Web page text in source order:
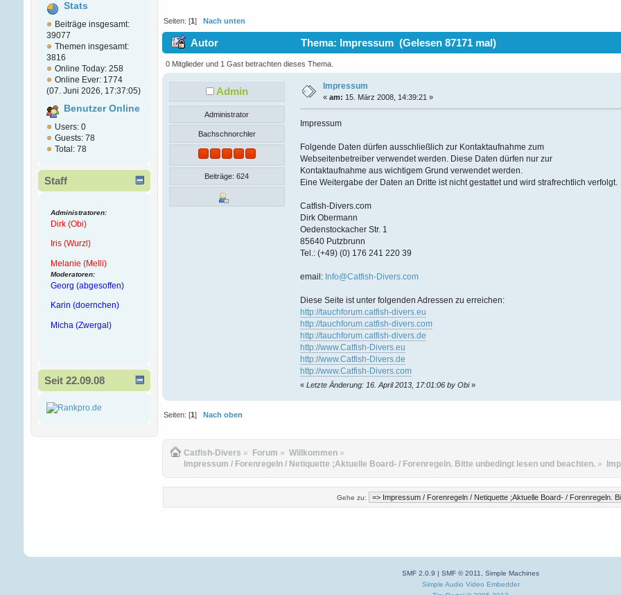
Stats
Beiträge insgesamt:
39077
Themen insgesamt:
3816
Online Today: 258
Online Ever: 1774
(07. Juni 2026, 17:37:05)
Benutzer Online
Users: 0
Guests: 78
Total: 78
Staff
Administratoren:
Dirk (Obi)
Iris (Wurzl)
Melanie (Melli)
Moderatoren:
Georg (abgesoffen)
Karin (doernchen)
Micha (Zwergal)
Seit 22.09.08
Seiten: [1] Nach unten
Autor Thema: Impressum (Gelesen 87171 mal)
0 Mitglieder und 1 Gast betrachten dieses Thema.
Admin
Administrator
Bachschnorchler
Beiträge: 624
Impressum
« am: 15. März 2008, 14:39:21 »
Impressum
Folgende Daten dürfen ausschließlich zur Kontaktaufnahme zum
Webseitenbetreiber verwendet werden. Diese Daten dürfen nur zur
Kontaktaufnahme aus wichtigem Grund verwendet werden.
Eine Weitergabe der Daten an Dritte ist nicht gestattet und wird strafrechtlich verfolgt.
Catfish-Divers.com
Dirk Obermann
Oedenstockacher Str. 1
85640 Putzbrunn
Tel.: (+49) (0) 176 241 220 39
email: Info@Catfish-Divers.com
Diese Seite ist unter folgenden Adressen zu erreichen:
http://tauchforum.catfish-divers.eu
http://tauchforum.catfish-divers.com
http://tauchforum.catfish-divers.de
http://www.Catfish-Divers.eu
http://www.Catfish-Divers.de
http://www.Catfish-Divers.com
«Letzte Änderung: 16. April 2013, 17:01:06 by Obi»
Seiten: [1 ]
Nach oben
Catfish-Divers » Forum » Willkommen »
Impressum / Forenregeln / Netiquette ;Aktuelle Board- / Forenregeln. Bitte unbedingt lesen und beachten.»
Gehe zu:
SMF 2.0.9 |SMF © 2011,Simple Machines
Simple Audio Video Embedder